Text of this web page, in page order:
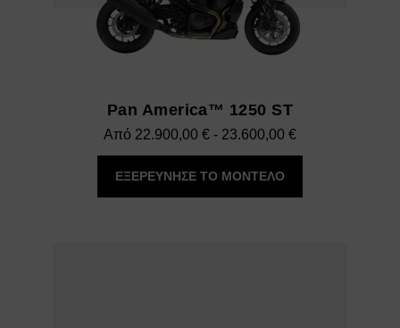
Pan America™ 1250 ST
Από 22.900,00 € - 23.600,00 €Εύρος
τιμών:
ΕΞΕΡΕΥΝΗΣΕ ΤΟ ΜΟΝΤΕΛΟ